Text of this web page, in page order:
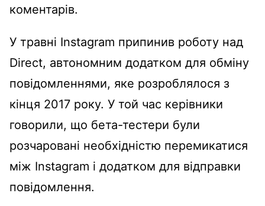
коментарів.
У травні Instagram припинив роботу над
Direct, автономним додатком для обміну
повідомленнями, яке розроблялося з
кінця 2017 року. У той час керівники
говорили, що бета-тестери були
розчаровані необхідністю перемикатися
між Instagram і додатком для відправки
повідомлення.